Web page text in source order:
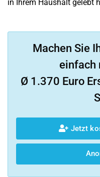
in Ihrem Haushalt gelebt
Machen Sie
einfach
Ø 1.370 Euro
Jetzt